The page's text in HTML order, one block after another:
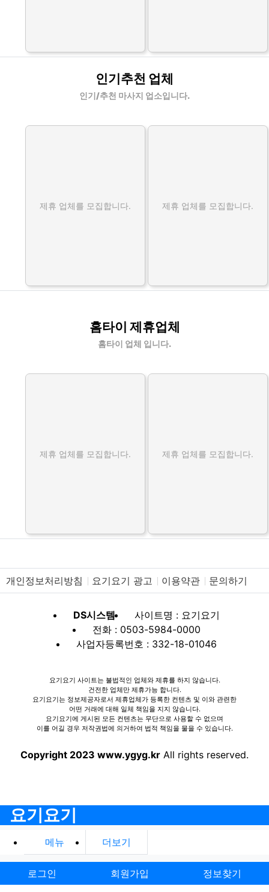
인기추천 업체
인기/추천 마사지 업소입니다.
제휴 업체를 모집합니다. 제휴 업체를 모집합니다.
홈타이 제휴업체
홈타이 업체 입니다.
제휴 업체를 모집합니다. 제휴 업체를 모집합니다.
개인정보처리방침 요기요기 광고 이용약관 문의하기
DS시스템
사이트명 : 요기요기
전화 : 0503-5984-0000
사업자등록번호 : 332-18-01046
요기요기 사이트는 불법적인 업체와 제휴를 하지 않습니다.
건전한 업체만 제휴가능 합니다.
요기요기는 정보제공자로서 제휴업체가 등록한 컨텐츠 및 이와 관련한
어떤 거래에 대해 일체 책임을 지지 않습니다.
요기요기에 게시된 모든 컨텐츠는 무단으로 사용할 수 없으며
이를 어길 경우 저작권법에 의거하여 법적 책임을 물을 수 있습니다.
Copyright 2023 www.ygyg.kr All rights reserved.
요기요기
메뉴 더보기
로그인 회원가입 정보찾기